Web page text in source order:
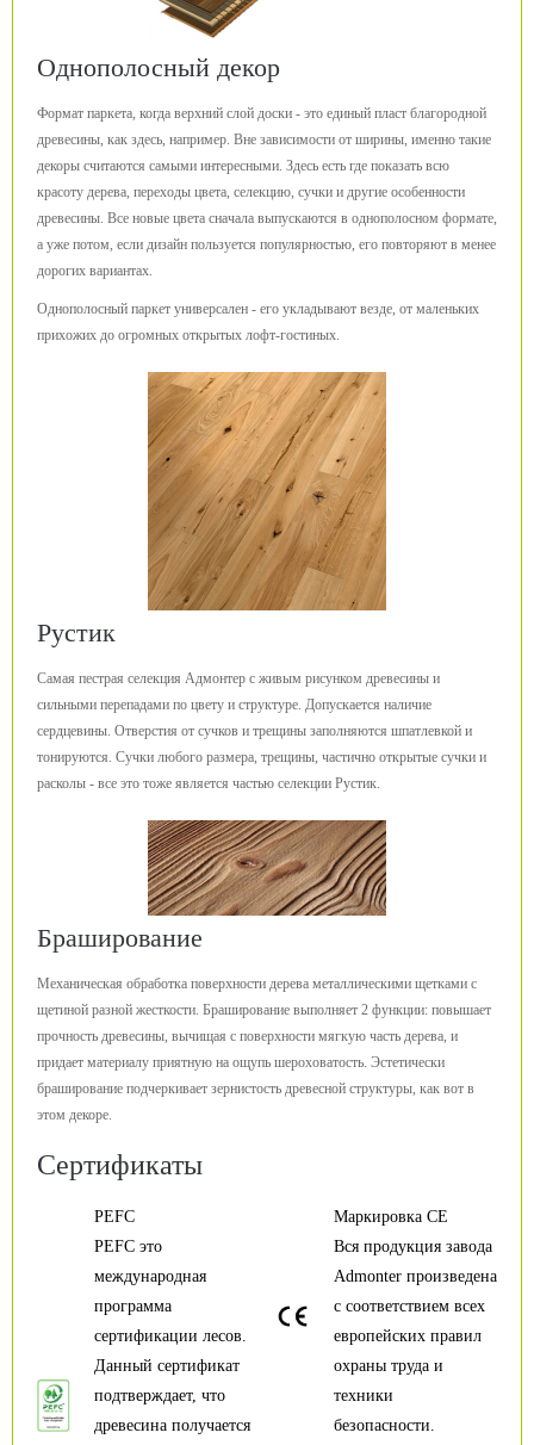
Однополосный декор
Формат паркета, когда верхний слой доски - это единый пласт благородной
древесины, как здесь, например. Вне зависимости от ширины, именно такие
декоры считаются самыми интересными. Здесь есть где показать всю
красоту дерева, переходы цвета, селекцию, сучки и другие особенности
древесины. Все новые цвета сначала выпускаются в однополосном формате,
а уже потом, если дизайн пользуется популярностью, его повторяют в менее
дорогих вариантах.
Однополосный паркет универсален - его укладывают везде, от маленьких
прихожих до огромных открытых лофт-гостиных.
Рустик
Самая пестрая селекция Адмонтер с живым рисунком древесины и
сильными перепадами по цвету и структуре. Допускается наличие
сердцевины. Отверстия от сучков и трещины заполняются шпатлевкой и
тонируются. Сучки любого размера, трещины, частично открытые сучки и
расколы - все это тоже является частью селекции Рустик.
Браширование
Механическая обработка поверхности дерева металлическими щетками с
щетиной разной жесткости. Браширование выполняет 2 функции: повышает
прочность древесины, вычищая с поверхности мягкую часть дерева, и
придает материалу приятную на ощупь шероховатость. Эстетически
браширование подчеркивает зернистость древесной структуры, как вот в
этом декоре.
Сертификаты
Маркировка CE
Вся продукция завода
Admonter произведена
с соответствием всех
европейских правил
охраны труда и
техники
безопасности.
PEFC
PEFC это
международная
программа
сертификации лесов.
Данный сертификат
подтверждает, что
древесина получается